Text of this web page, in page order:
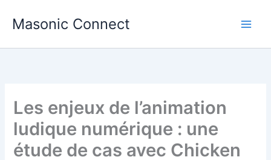
Masonic Connect
Les enjeux de l’animation
ludique numérique : une
étude de cas avec Chicken